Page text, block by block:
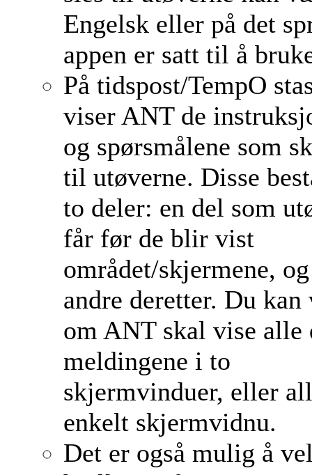
Engelsk eller på det
appen er satt til å
På tidspost/TempO
viser ANT de
og spørsmålene som
til utøverne. Disse
to deler: en del som
får før de blir vist
området/skjermene,
andre deretter. Du kan
om ANT skal vise alle
meldingene i to
skjermvinduer, eller
enkelt skjermvidnu.
Det er også mulig å